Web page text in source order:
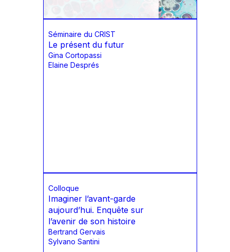
Séminaire du CRIST
Le présent du futur
Gina Cortopassi
Elaine Després
Colloque
Imaginer l’avant-garde
aujourd’hui. Enquête sur
l’avenir de son histoire
Bertrand Gervais
Sylvano Santini